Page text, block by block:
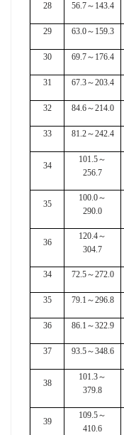
28 56.7～ 143.4
29 63.0～ 159.3
30 69.7～ 176.4
31 67.3～203.4
32 84.6～214.0
33 81.2～242.4
34
101.5～
256.7
35
100.0～
290.0
36
120.4～
304.7
34 72.5～272.0
35 79.1 ～296.8
36 86.1 ～322.9
37 93.5～348.6
38
101.3～
379.8
39
109.5～
410.6